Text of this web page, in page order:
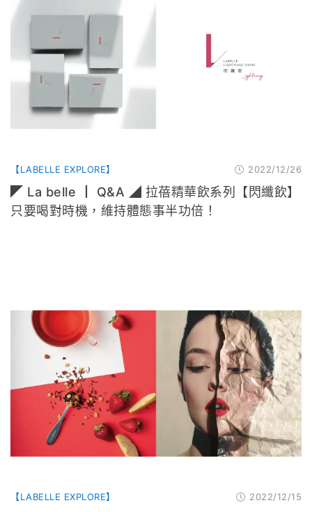
【LABELLE EXPLORE】 2022/12/26
◤ La belle ┃ Q&A ◢ 拉蓓精華飲系列【閃纖飲】
只要喝對時機，維持體態事半功倍！
【LABELLE EXPLORE】 2022/12/15